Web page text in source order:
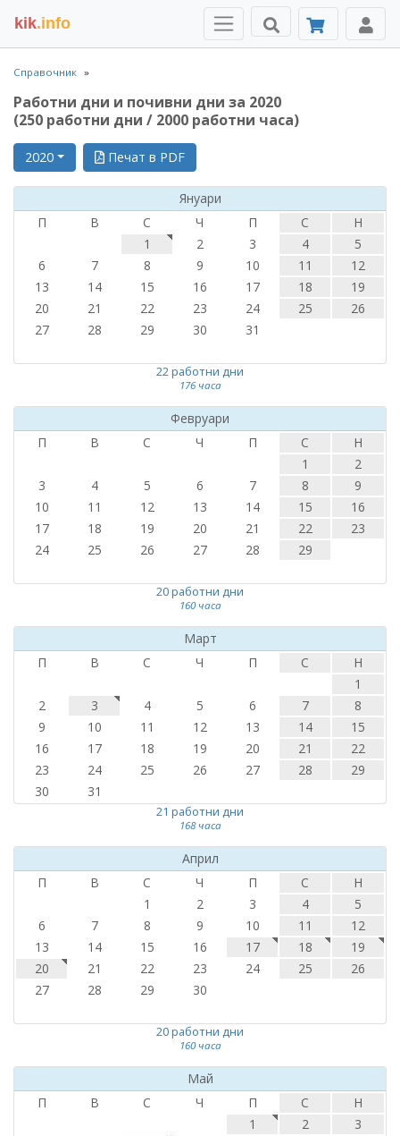
kik.info
Справочник
Работни дни и почивни дни за 2020
(250 работни дни / 2000 работни часа)
2020 Печат в PDF
Януари
П
В С Ч П С
Н
1
2 3 4
5
6
7 8 9 10 11
12
13
14 15 16 17 18
19
20
21 22 23 24 25
26
27
28 29 30 31
22 работни дни
176 часа
Февруари
П
В С Ч П С
Н
1
2
3
4 5 6 7 8
9
10
11 12 13 14 15
16
17
18 19 20 21 22
23
24
25 26 27 28 29
20 работни дни
160 часа
Март
П
В С Ч П С
Н
1
2
3 4 5 6 7
8
9
10 11 12 13 14
15
16
17 18 19 20 21
22
23
24 25 26 27 28
29
30
31
21 работни дни
168 часа
Април
П
В С Ч П С
Н
1
2 3 4
5
6
7 8 9 10 11
12
13
14 15 16 17 18
19
20
21 22 23 24 25
26
27
28 29 30
20 работни дни
160 часа
Май
П
В С Ч П С
Н
1
2
3